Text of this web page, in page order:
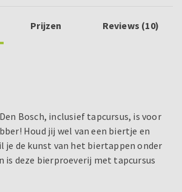
Prijzen Reviews (10)
Bosch, inclusief tapcursus, is voor
Houd jij wel van een biertje en
je de kunst van het biertappen onder
is deze bierproeverij met tapcursus